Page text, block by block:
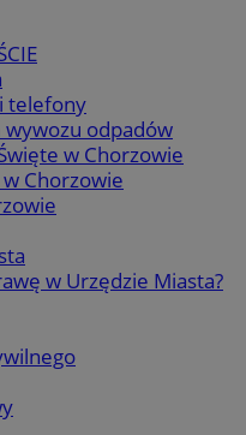
telefony
odpadów
w Chorzowie
w Chorzowie
w Urzędzie Miasta?